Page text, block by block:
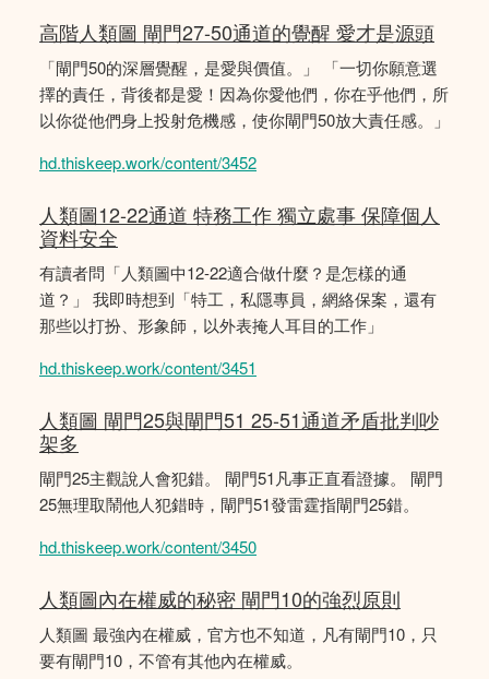
高階人類圖 閘門27-50通道的覺醒 愛才是源頭
「閘門50的深層覺醒，是愛與價值。」 「一切你願意選
擇的責任，背後都是愛！因為你愛他們，你在乎他們，所
以你從他們身上投射危機感，使你閘門50放大責任感。」
hd.thiskeep.work/content/3452
人類圖12-22通道 特務工作 獨立處事 保障個人
資料安全
有讀者問「人類圖中12-22適合做什麼？是怎樣的通
道？」 我即時想到「特工，私隱專員，網絡保案，還有
那些以打扮、形象師，以外表掩人耳目的工作」
hd.thiskeep.work/content/3451
人類圖 閘門25與閘門51 25-51通道矛盾批判吵
架多
閘門25主觀說人會犯錯。 閘門51凡事正直看證據。 閘門
25無理取鬧他人犯錯時，閘門51發雷霆指閘門25錯。
hd.thiskeep.work/content/3450
人類圖內在權威的秘密 閘門10的強烈原則
人類圖 最強內在權威，官方也不知道，凡有閘門10，只
要有閘門10，不管有其他內在權威。